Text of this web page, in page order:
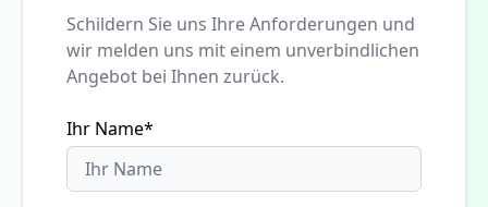
Schildern Sie uns Ihre Anforderungen und
wir melden uns mit einem unverbindlichen
Angebot bei Ihnen zurück.
Ihr Name*